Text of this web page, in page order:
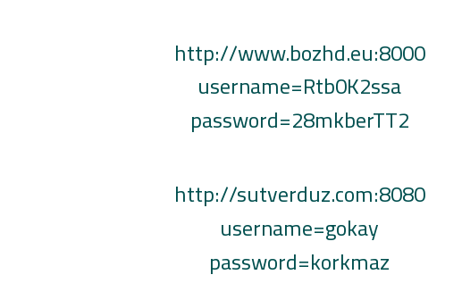
http://www.bozhd.eu:8000
username=Rtb0K2ssa
password=28mkberTT2
http://sutverduz.com:8080
username=gokay
password=korkmaz